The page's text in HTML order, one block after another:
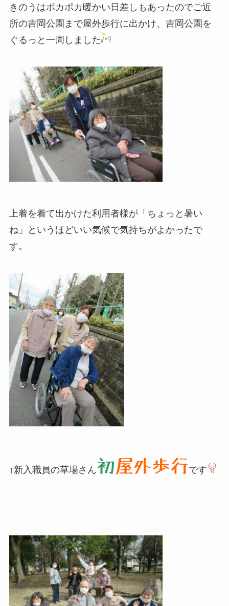
きのうはポカポカ暖かい日差しもあったのでご近
所の吉岡公園まで屋外歩行に出かけ、吉岡公園を
ぐるっと一周しました
上着を着て出かけた利用者様が「ちょっと暑い
ね」というほどいい気候で気持ちがよかったで
す。
↑新入職員の草場さん初屋外歩行です